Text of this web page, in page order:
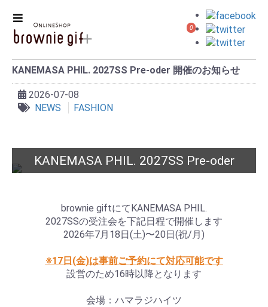
0
KANEMASA PHIL. 2027SS Pre-oder 開催のお知らせ
2026-07-08
NEWS
FASHION
KANEMASA PHIL. 2027SS Pre-oder
brownie giftにてKANEMASA PHIL.
2027SSの受注会を下記日程で開催します
2026年7月18日(土)〜20日(祝/月)
※17日(金)は事前ご予約にて対応可能です
設営のため16時以降となります
会場：ハマラジハイツ